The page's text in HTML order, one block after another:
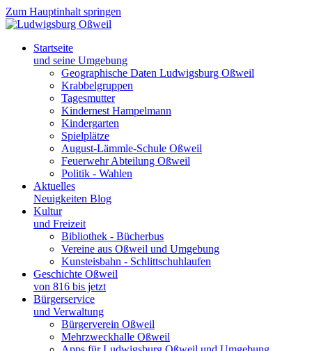
Zum Hauptinhalt springen
Startseite
und seine Umgebung
Geographische Daten Ludwigsburg Oßweil
Krabbelgruppen
Tagesmutter
Kindernest Hampelmann
Kindergarten
Spielplätze
August-Lämmle-Schule Oßweil
Feuerwehr Abteilung Oßweil
Politik - Wahlen
Aktuelles
Neuigkeiten Blog
Kultur
und Freizeit
Bibliothek - Bücherbus
Vereine aus Oßweil und Umgebung
Kunsteisbahn - Schlittschuhlaufen
Geschichte Oßweil
von 816 bis jetzt
Bürgerservice
und Verwaltung
Bürgerverein Oßweil
Mehrzweckhalle Oßweil